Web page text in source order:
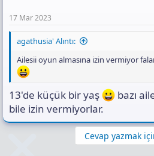
17 Mar 2023
agathusia' Alıntı:
Ailesii oyun almasına izin vermiyor
13'de küçük bir yaş
bazı
bile izin vermiyorlar.
Cevap yazmak